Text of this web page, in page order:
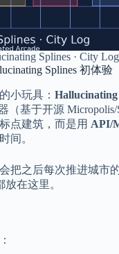
Splines · City Log
Splines 初体验
小玩具： Hallucinating
（基于开源 Micropolis/
点建筑，而是用 API/
间。
把之后每次推进城市
在这里。